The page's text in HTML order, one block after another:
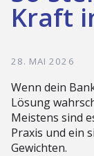
Kraft
28. MAI 2026
Wenn dein
Lösung
Meistens sind
Praxis und ein
Gewichten.